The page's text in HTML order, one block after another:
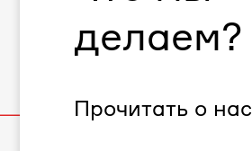
делаем?
Прочитать о нас